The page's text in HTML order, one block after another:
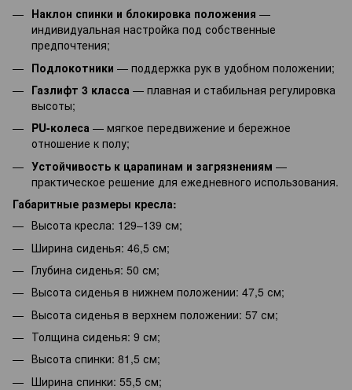
Наклон спинки и блокировка положения —
индивидуальная настройка под собственные
предпочтения;
Подлокотники — поддержка рук в удобном положении;
Газлифт 3 класса — плавная и стабильная регулировка
высоты;
PU-колеса — мягкое передвижение и бережное
отношение к полу;
Устойчивость к царапинам и загрязнениям —
практическое решение для ежедневного использования.
Габаритные размеры кресла:
Высота кресла: 129–139 см;
Ширина сиденья: 46,5 см;
Глубина сиденья: 50 см;
Высота сиденья в нижнем положении: 47,5 см;
Высота сиденья в верхнем положении: 57 см;
Толщина сиденья: 9 см;
Высота спинки: 81,5 см;
Ширина спинки: 55,5 см;